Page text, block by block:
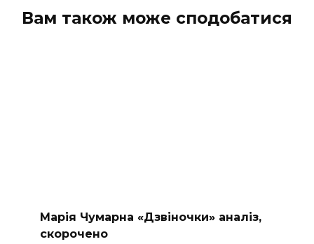
Вам також може сподобатися
Марія Чумарна «Дзвіночки» аналіз,
скорочено